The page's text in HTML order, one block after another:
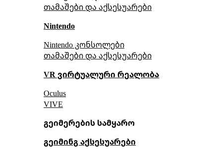
თამაშები და აქსესუარები
Nintendo
Nintendo კონსოლები
თამაშები და აქსესუარები
VR ვირტუალური რეალობა
Oculus
VIVE
გეიმერების სამყარო
გეიმინგ აქსესუარები